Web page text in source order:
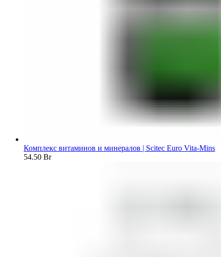
Комплекс витаминов и минералов | Scitec Euro Vita-Mins
54.50 Br